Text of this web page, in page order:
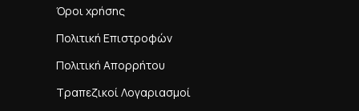
Όροι χρήσης
Πολιτική Επιστροφών
Πολιτική Απορρήτου
Τραπεζικοί Λογαριασμοί